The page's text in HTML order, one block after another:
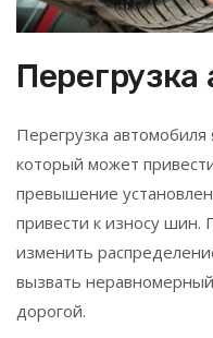
Перегрузка
который может
превышение
привести к износу шин.
изменить
вызвать
дорогой.